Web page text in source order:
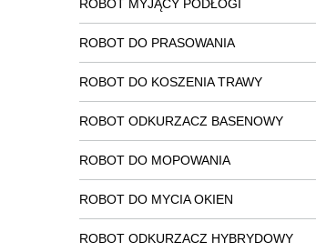
ROBOT MYJĄCY PODŁOGI
ROBOT DO PRASOWANIA
ROBOT DO KOSZENIA TRAWY
ROBOT ODKURZACZ BASENOWY
ROBOT DO MOPOWANIA
ROBOT DO MYCIA OKIEN
ROBOT ODKURZACZ HYBRYDOWY